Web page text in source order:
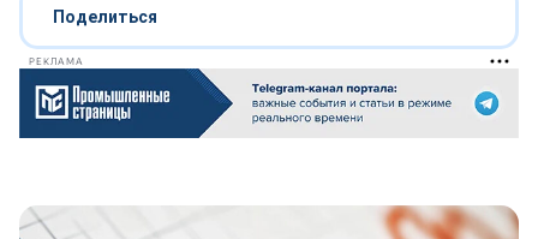
Поделиться
РЕКЛАМА